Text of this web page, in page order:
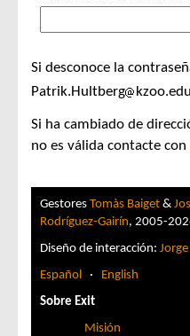
Si desconoce la
Patrik.Hultberg
Si ha cambiado de
no es válida contacte con
Gestores Tomàs Baiget &
Rodríguez-Gairín, 2005-
Diseño de interacción:
Español · English
Sobre Exit
Misión